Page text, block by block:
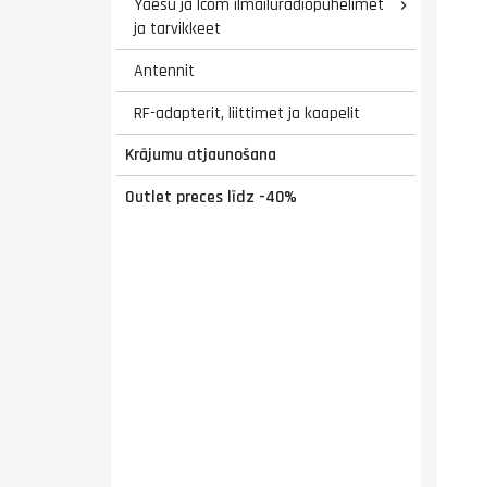
Yaesu ja Icom ilmailuradiopuhelimet
ja tarvikkeet

Antennit
RF-adapterit, liittimet ja kaapelit
Krājumu atjaunošana
Outlet preces līdz -40%